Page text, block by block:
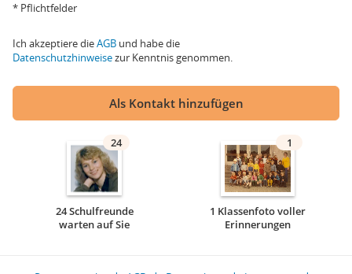
* Pflichtfelder
Ich akzeptiere dieAGB und habe die
Datenschutzhinweisezur Kenntnis genommen.
Als Kontakt hinzufügen
24
24 Schulfreunde
warten auf Sie
1
1 Klassenfoto voller
Erinnerungen